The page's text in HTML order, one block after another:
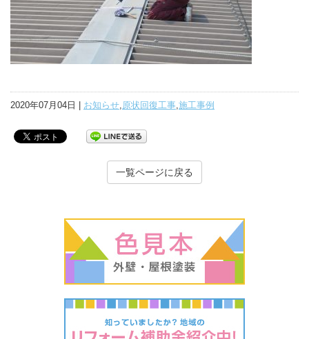
2020年07月04日 | お知らせ 原状回復工事 施工事例
一覧ページに戻る